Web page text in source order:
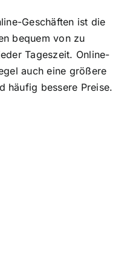
Geschäften ist die
bequem von zu
Tageszeit. Online-
auch eine größere
häufig bessere Preise.